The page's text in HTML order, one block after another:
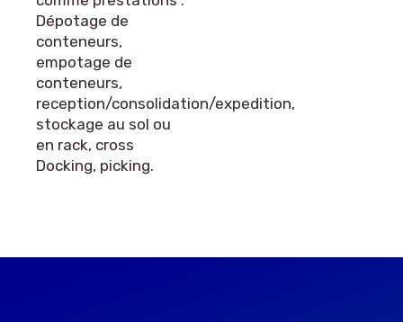
Dépotage de
conteneurs,
empotage de
conteneurs,
reception/consolidation/expedition,
stockage au sol ou
en rack, cross
Docking, picking.